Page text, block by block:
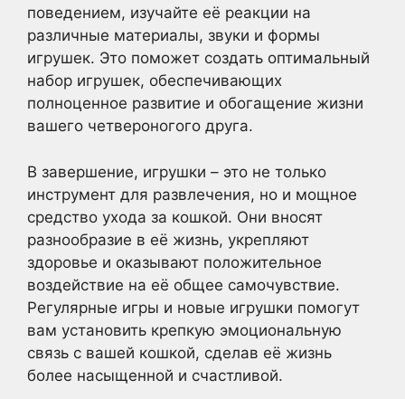
поведением, изучайте её реакции на
различные материалы, звуки и формы
игрушек. Это поможет создать оптимальный
набор игрушек, обеспечивающих
полноценное развитие и обогащение жизни
вашего четвероногого друга.
В завершение, игрушки – это не только
инструмент для развлечения, но и мощное
средство ухода за кошкой. Они вносят
разнообразие в её жизнь, укрепляют
здоровье и оказывают положительное
воздействие на её общее самочувствие.
Регулярные игры и новые игрушки помогут
вам установить крепкую эмоциональную
связь с вашей кошкой, сделав её жизнь
более насыщенной и счастливой.